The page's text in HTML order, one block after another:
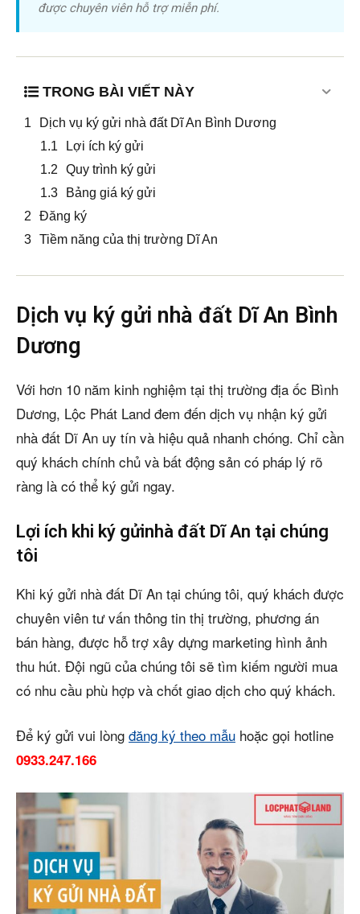
Liên hệ
5/5(12 Reviews)
được chuyên viên hỗ trợ miễn phí.
TRONG BÀI VIẾT NÀY
Dịch vụ ký gửi nhà đất Dĩ An Bình Dương
Lợi ích ký gửi
Quy trình ký gửi
Bảng giá ký gửi
Đăng ký
Tiềm năng của thị trường Dĩ An
Dịch vụ ký gửi nhà đất Dĩ An Bình
Dương
Với hơn 10 năm kinh nghiệm tại thị trường địa ốc Bình
Dương, Lộc Phát Land đem đến dịch vụ nhận ký gửi
nhà đất Dĩ An uy tín và hiệu quả nhanh chóng. Chỉ cần
quý khách chính chủ và bất động sản có pháp lý rõ
ràng là có thể ký gửi ngay.
Lợi ích khi ký gửinhà đất Dĩ An tại chúng
tôi
Khi ký gửi nhà đất Dĩ An tại chúng tôi, quý khách được
chuyên viên tư vấn thông tin thị trường, phương án
bán hàng, được hỗ trợ xây dựng marketing hình ảnh
thu hút. Đội ngũ của chúng tôi sẽ tìm kiếm người mua
có nhu cầu phù hợp và chốt giao dịch cho quý khách.
Để ký gửi vui lòng đăng ký theo mẫu hoặc gọi hotline
0933.247.166